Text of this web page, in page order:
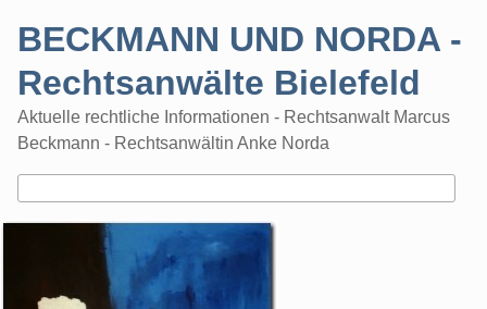
BECKMANN UND NORDA -
Rechtsanwälte Bielefeld
Aktuelle rechtliche Informationen - Rechtsanwalt Marcus
Beckmann - Rechtsanwältin Anke Norda